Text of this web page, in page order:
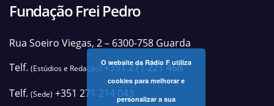
Fundação Frei Pedro
Rua Soeiro Viegas, 2 – 6300-758 Guarda
Telf. (Estúdios e Redação)+351 271 221 468
Telf. (Sede) +351 271 214 043
O website da Rádio F utiliza
cookies para melhorar e
personalizar a sua